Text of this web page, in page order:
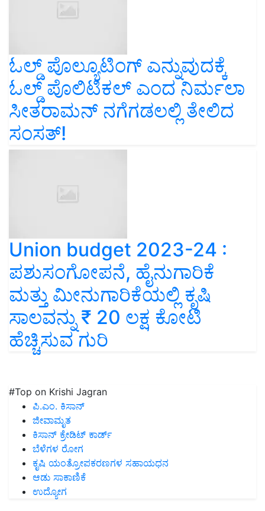
ಓಲ್ಡ್‌ ಪೊಲ್ಯೂಟಿಂಗ್‌ ಎನ್ನುವುದಕ್ಕೆ
ಓಲ್ಡ್‌ ಪೊಲಿಟಿಕಲ್‌ ಎಂದ ನಿರ್ಮಲಾ
ಸೀತರಾಮನ್‌ ನಗೆಗಡಲಲ್ಲಿ ತೇಲಿದ
ಸಂಸತ್!
Union budget 2023-24 :
ಪಶುಸಂಗೋಪನೆ, ಹೈನುಗಾರಿಕೆ
ಮತ್ತು ಮೀನುಗಾರಿಕೆಯಲ್ಲಿ ಕೃಷಿ
ಸಾಲವನ್ನು ₹ 20 ಲಕ್ಷ ಕೋಟಿ
ಹೆಚ್ಚಿಸುವ ಗುರಿ
#Top on Krishi Jagran
ಪಿ.ಎಂ. ಕಿಸಾನ್
ಜೀವಾಮೃತ
ಕಿಸಾನ್ ಕ್ರೇಡಿಟ್ ಕಾರ್ಡ್
ಬೆಳೆಗಳ ರೋಗ
ಕೃಷಿ ಯಂತ್ರೋಪಕರಣಗಳ ಸಹಾಯಧನ
ಆಡು ಸಾಕಾಣಿಕೆ
ಉದ್ಯೋಗ